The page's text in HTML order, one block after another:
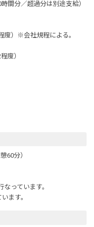
間分／超過分は別途支給）
）※会社規程による。
度）
60分）
っています。
ます。